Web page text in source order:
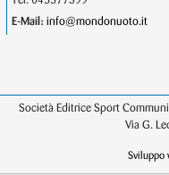
E-Mail: info@mondonuoto.it
Società Editrice Sport
Via G.
Sviluppo